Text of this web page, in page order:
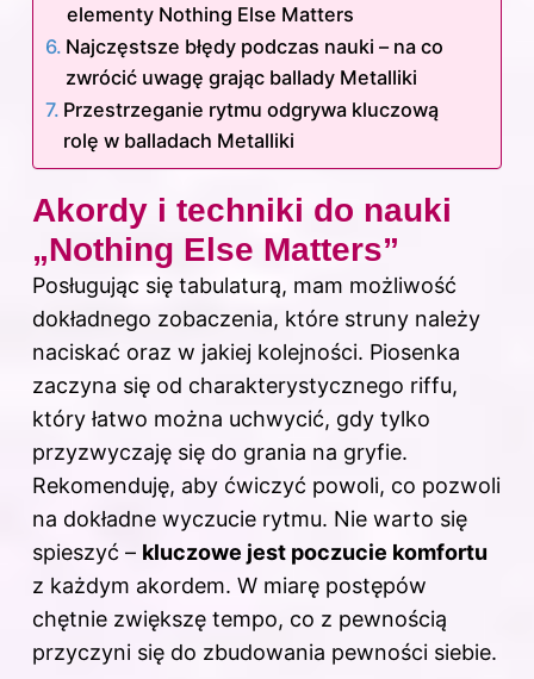
elementy Nothing Else Matters
Najczęstsze błędy podczas nauki – na co
zwrócić uwagę grając ballady Metalliki
Przestrzeganie rytmu odgrywa kluczową
rolę w balladach Metalliki
Akordy i techniki do nauki
„Nothing Else Matters”
Posługując się tabulaturą, mam możliwość
dokładnego zobaczenia, które struny należy
naciskać oraz w jakiej kolejności. Piosenka
zaczyna się od charakterystycznego riffu,
który łatwo można uchwycić, gdy tylko
przyzwyczaję się do grania na gryfie.
Rekomenduję, aby ćwiczyć powoli, co pozwoli
na dokładne wyczucie rytmu. Nie warto się
spieszyć – kluczowe jest poczucie komfortu
z każdym akordem. W miarę postępów
chętnie zwiększę tempo, co z pewnością
przyczyni się do zbudowania pewności siebie.